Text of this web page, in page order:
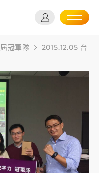
冠軍隊
2015.12.05 台